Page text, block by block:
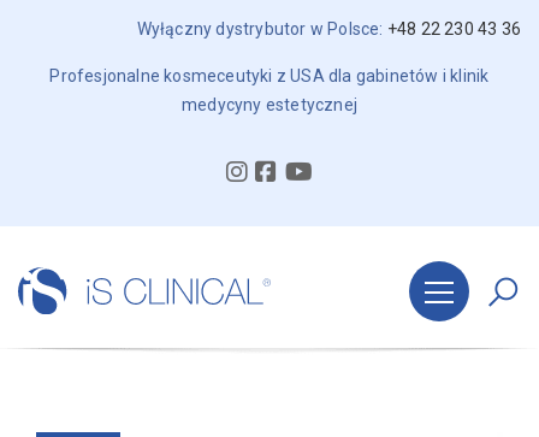
Wyłączny dystrybutor w Polsce: +48 22 230 43 36
Profesjonalne kosmeceutyki z USA dla gabinetów i klinik
medycyny estetycznej